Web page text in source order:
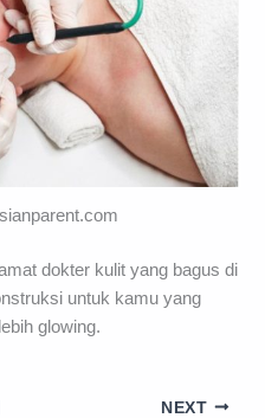
dokter kulit yang bagus di
untuk kamu yang
glowing.
NEXT